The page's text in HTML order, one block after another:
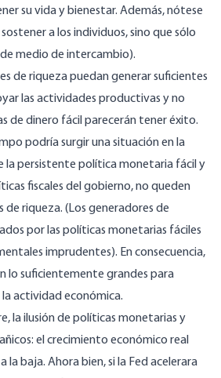
su vida y bienestar. Además, nótese
a los individuos, sino que sólo
medio de intercambio).
de riqueza puedan generar suficientes
las actividades productivas y no
de dinero fácil parecerán tener éxito.
podría surgir una situación en la
la persistente política monetaria fácil y
fiscales del gobierno, no queden
de riqueza. (Los generadores de
por las políticas monetarias fáciles
imprudentes). En consecuencia,
lo suficientemente grandes para
actividad económica.
la ilusión de políticas monetarias y
el crecimiento económico real
la baja. Ahora bien, si la Fed acelerara